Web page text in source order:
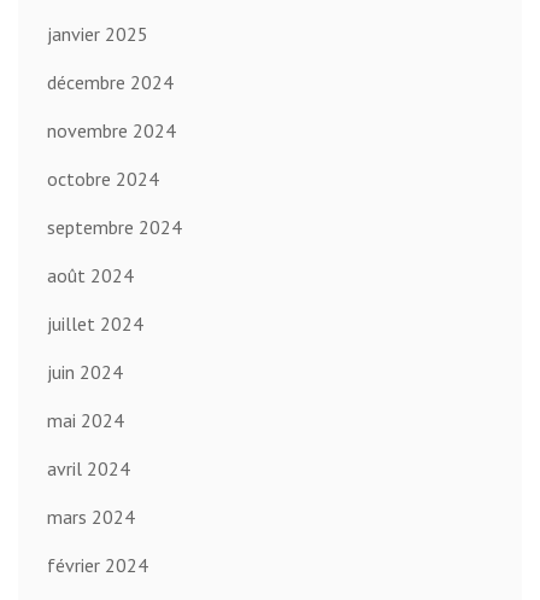
janvier 2025
décembre 2024
novembre 2024
octobre 2024
septembre 2024
août 2024
juillet 2024
juin 2024
mai 2024
avril 2024
mars 2024
février 2024